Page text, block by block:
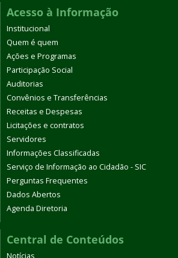
Acesso à Informação
Institucional
Quem é quem
Ações e Programas
Participação Social
Auditorias
Convênios e Transferências
Receitas e Despesas
Licitações e contratos
Servidores
Informações Classificadas
Serviço de Informação ao Cidadão - SIC
Perguntas Frequentes
Dados Abertos
Agenda Diretoria
Central de Conteúdos
Notícias